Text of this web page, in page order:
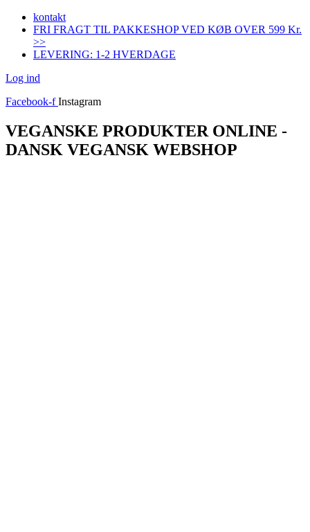
Videre
indhold
kontakt
FRI FRAGT TIL PAKKESHOP VED KØB OVER 599 Kr.
>>
LEVERING: 1-2 HVERDAGE
Log ind
Facebook-f Instagram
VEGANSKE PRODUKTER ONLINE -
DANSK VEGANSK WEBSHOP